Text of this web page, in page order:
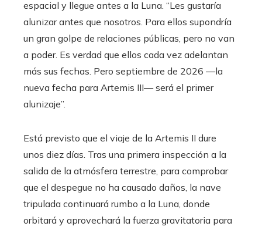
espacial y llegue antes a la Luna. “Les gustaría
alunizar antes que nosotros. Para ellos supondría
un gran golpe de relaciones públicas, pero no van
a poder. Es verdad que ellos cada vez adelantan
más sus fechas. Pero septiembre de 2026 —la
nueva fecha para Artemis III— será el primer
alunizaje”.
Está previsto que el viaje de la Artemis II dure
unos diez días. Tras una primera inspección a la
salida de la atmósfera terrestre, para comprobar
que el despegue no ha causado daños, la nave
tripulada continuará rumbo a la Luna, donde
orbitará y aprovechará la fuerza gravitatoria para